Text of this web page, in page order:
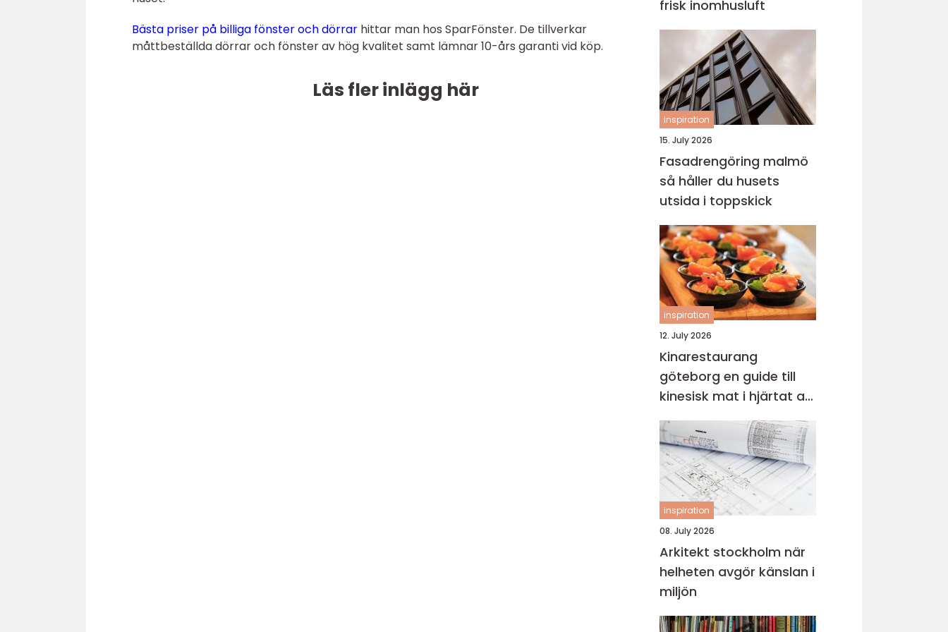
Bästa priser på billiga fönster och dörrar hittar man hos SparFönster. De tillverkar
måttbeställda dörrar och fönster av hög kvalitet samt lämnar 10-års garanti vid köp.
Läs fler inlägg här
frisk inomhusluft
inspiration
15. July 2026
Fasadrengöring malmö
så håller du husets
utsida i toppskick
inspiration
12. July 2026
Kinarestaurang
göteborg en guide till
kinesisk mat i hjärtat av
staden
inspiration
08. July 2026
Arkitekt stockholm när
helheten avgör känslan i
miljön